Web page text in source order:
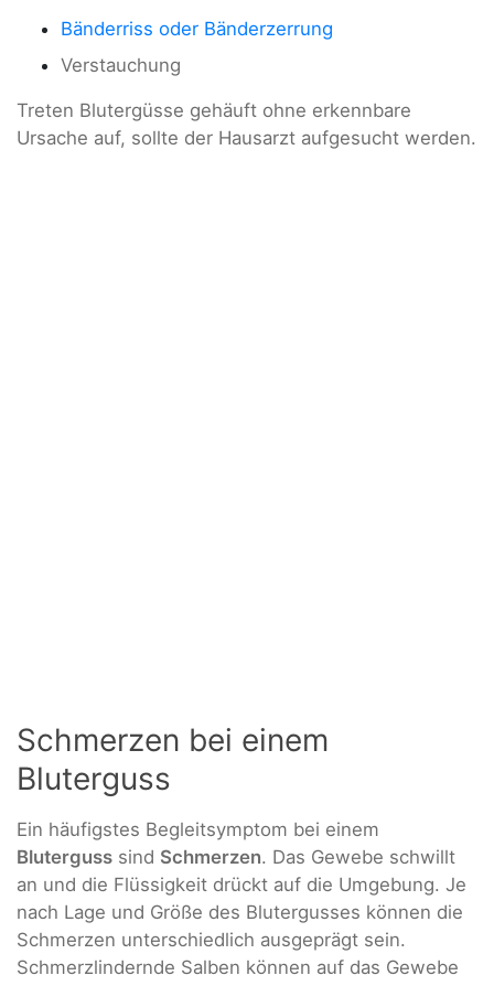
Bänderriss oder Bänderzerrung
Verstauchung
Treten Blutergüsse gehäuft ohne erkennbare
Ursache auf, sollte der Hausarzt aufgesucht werden.
Schmerzen bei einem
Bluterguss
Ein häufigstes Begleitsymptom bei einem
Bluterguss sind Schmerzen. Das Gewebe schwillt
an und die Flüssigkeit drückt auf die Umgebung. Je
nach Lage und Größe des Blutergusses können die
Schmerzen unterschiedlich ausgeprägt sein.
Schmerzlindernde Salben können auf das Gewebe